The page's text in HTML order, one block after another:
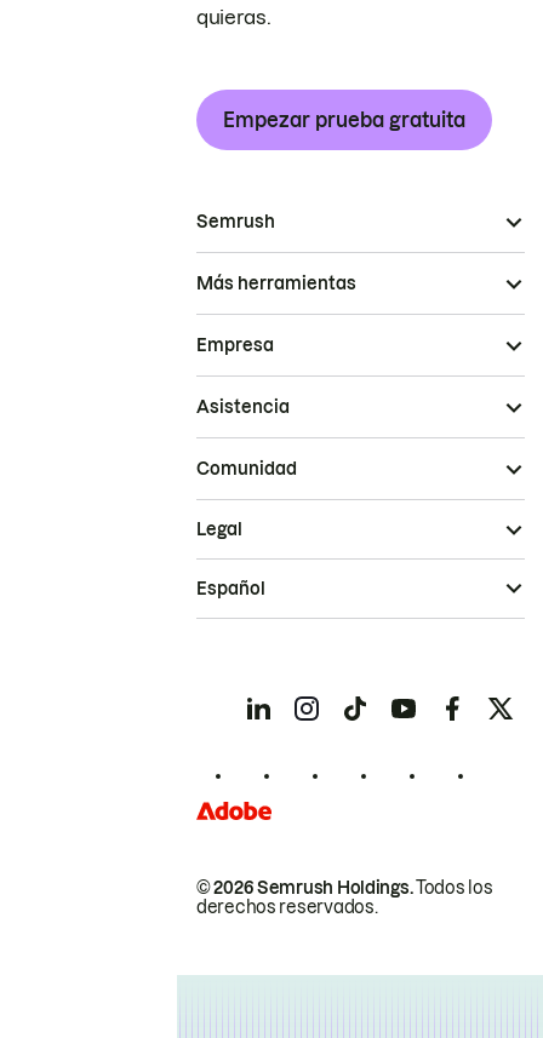
quieras.
Empezar prueba gratuita
Semrush
Más herramientas
Empresa
Asistencia
Comunidad
© 2026 Semrush Holdings.Todos los
derechos reservados.
Legal
Español